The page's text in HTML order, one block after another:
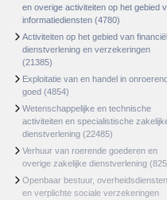
en overige activiteiten op het gebied
informatiediensten (4780)
Activiteiten op het gebied van
dienstverlening en verzekeringen
(21385)
Exploitatie van en handel in
goed (4854)
Wetenschappelijke en technische
activiteiten en specialistische
dienstverlening (22485)
Verhuur van roerende goederen en
overige zakelijke dienstverlening
Openbaar bestuur, overheidsdiensten
en verplichte sociale verzekeringen